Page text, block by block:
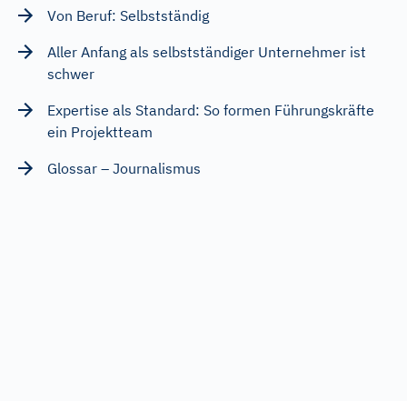
Von Beruf: Selbstständig
Aller Anfang als selbstständiger Unternehmer ist
schwer
Expertise als Standard: So formen Führungskräfte
ein Projektteam
Glossar – Journalismus